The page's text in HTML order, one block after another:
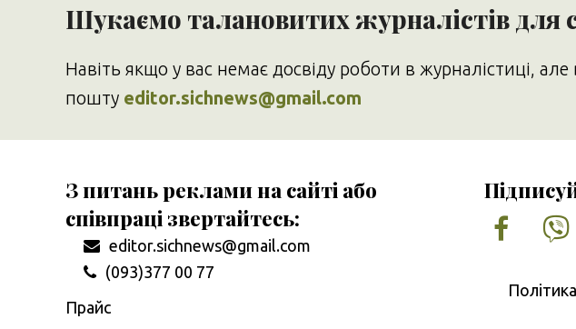
Шукаємо талановитих журналістів для
Навіть якщо у вас немає досвіду роботи в журналістиці,
пошту editor.sichnews@gmail.com
З питань реклами на сайті або
співпраці звертайтесь:
editor.sichnews@gmail.com
(093)377 00 77
Прайс